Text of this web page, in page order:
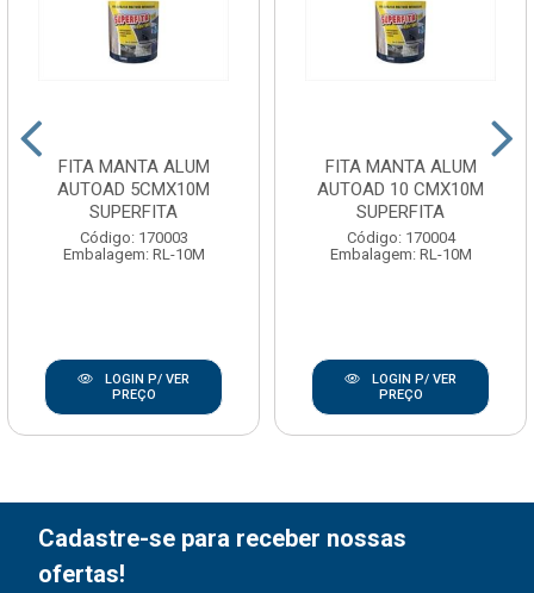
FITA MANTA ALUM
AUTOAD 5CMX10M
SUPERFITA
Código: 170003
Embalagem: RL-10M
LOGIN P/ VER
PREÇO
FITA MANTA ALUM
AUTOAD 10 CMX10M
SUPERFITA
Código: 170004
Embalagem: RL-10M
LOGIN P/ VER
PREÇO
Cadastre-se para receber nossas
ofertas!